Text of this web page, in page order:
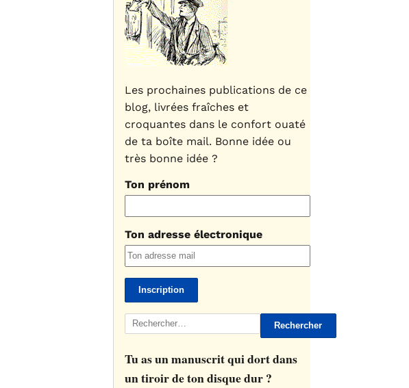
Les prochaines publications de ce
blog, livrées fraîches et
croquantes dans le confort ouaté
de ta boîte mail. Bonne idée ou
très bonne idée ?
Ton prénom
Ton adresse électronique
Rechercher :
Tu as un manuscrit qui dort dans
un tiroir de ton disque dur ?